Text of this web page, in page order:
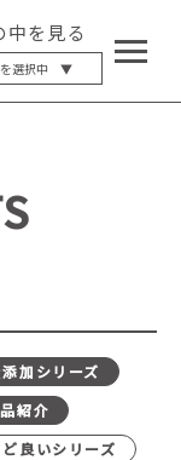
中を見る
を選択中 ▼
12%OFF
加シリーズ
紹介
良いシリーズ